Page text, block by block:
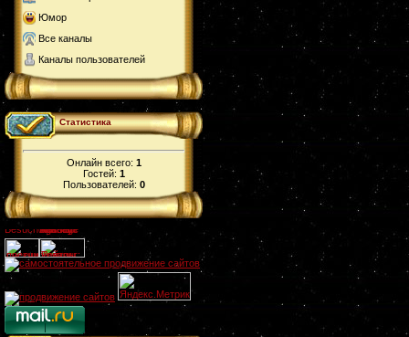
Юмор
Все каналы
Каналы пользователей
Статистика
Онлайн всего: 1
Гостей: 1
Пользователей: 0